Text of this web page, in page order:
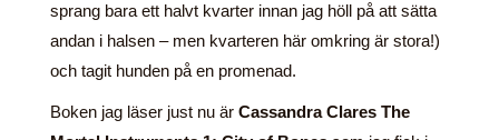
sprang bara ett halvt kvarter innan jag höll på att sätta
andan i halsen – men kvarteren här omkring är stora!)
och tagit hunden på en promenad.
Boken jag läser just nu är Cassandra Clares The